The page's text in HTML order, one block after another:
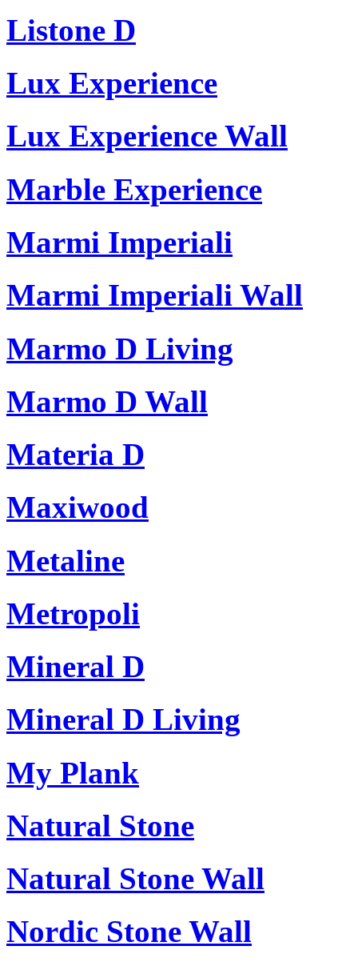
Listone D
Lux Experience
Lux Experience Wall
Marble Experience
Marmi Imperiali
Marmi Imperiali Wall
Marmo D Living
Marmo D Wall
Materia D
Maxiwood
Metaline
Metropoli
Mineral D
Mineral D Living
My Plank
Natural Stone
Natural Stone Wall
Nordic Stone Wall